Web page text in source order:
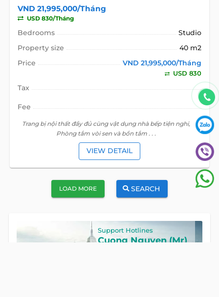
VND 21,995,000/Tháng
USD 830/Tháng
Bedrooms
Studio
Property size
40 m2
Price
VND 21,995,000/Tháng
USD 830
Tax
Fee
Trang bị nội thất đầy đủ cùng vật dụng nhà bếp tiện nghi,
Phòng tắm vòi sen và bồn tắm . . .
VIEW DETAIL
LOAD MORE SEARCH
Support Hotlines
Cuong Nguyen (Mr)